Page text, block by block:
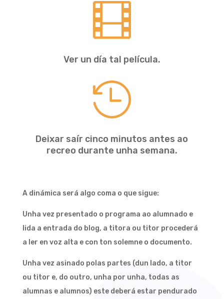

Ver un día tal película.

Deixar saír cinco minutos antes ao
recreo durante unha semana.
A dinámica será algo coma o que sigue:
Unha vez presentado o programa ao alumnado e
lida a entrada do blog, a titora ou titor procederá
a ler en voz alta e con ton solemne o documento.
Unha vez asinado polas partes (dun lado, a titor
ou titor e, do outro, unha por unha, todas as
alumnas e alumnos) este deberá estar pendurado